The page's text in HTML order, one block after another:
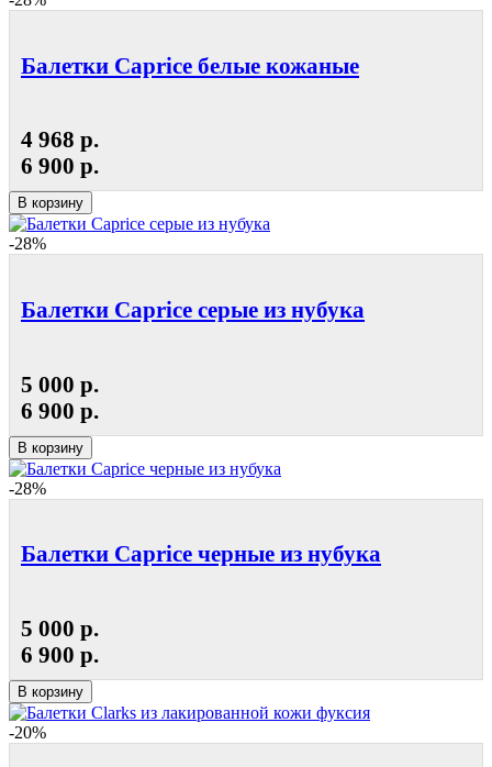
Балетки Caprice белые кожаные
4 968 р.
6 900 р.
В корзину
-28%
Балетки Caprice серые из нубука
5 000 р.
6 900 р.
В корзину
-28%
Балетки Caprice черные из нубука
5 000 р.
6 900 р.
В корзину
-20%